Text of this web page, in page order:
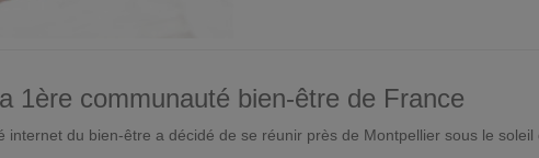
1ère communauté bien-être de France
du bien-être a décidé de se réunir près de Montpellier sous le soleil